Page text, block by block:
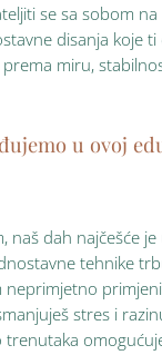
se sa sobom
disanja koje
miru,
u ovoj
naš dah najčešće
tehnike
neprimjetno
stres i
trenutaka